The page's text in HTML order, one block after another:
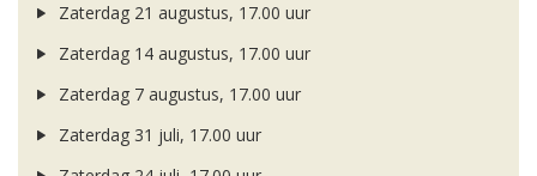
Zaterdag 21 augustus, 17.00 uur
Zaterdag 14 augustus, 17.00 uur
Zaterdag 7 augustus, 17.00 uur
Zaterdag 31 juli, 17.00 uur